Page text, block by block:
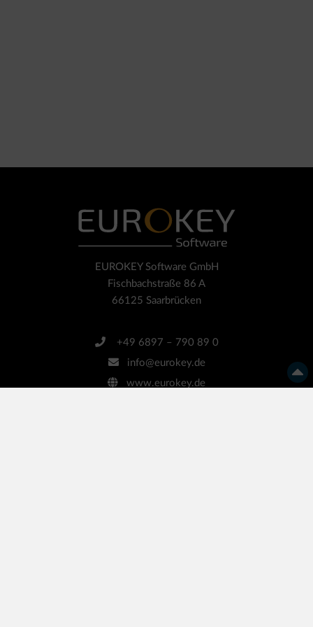
EUROKEY Software GmbH
Fischbachstraße 86 A
66125 Saarbrücken
+49 6897 – 790 89 0
info@eurokey.de
www.eurokey.de